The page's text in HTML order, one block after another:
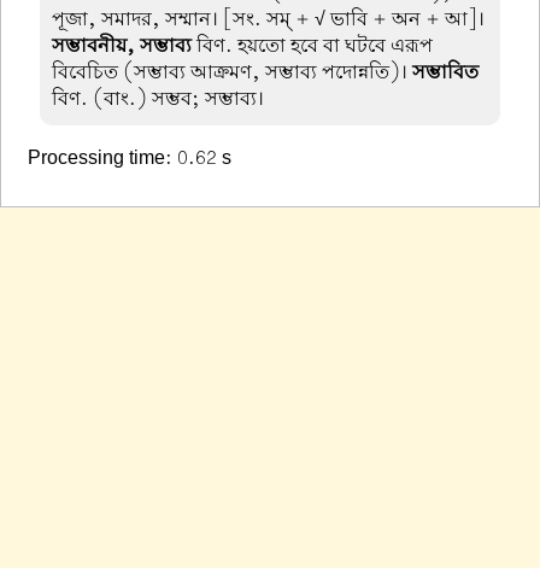
পূজা, সমাদর, সম্মান। [সং. সম্ + √ ভাবি + অন + আ]।
সম্ভাবনীয়, সম্ভাব্যবিণ. হয়তো হবে বা ঘটবে এরূপ
বিবেচিত (সম্ভাব্য আক্রমণ, সম্ভাব্য পদোন্নতি)।সম্ভাবিত
বিণ. (বাং.) সম্ভব; সম্ভাব্য।
Processing time: 0.62 s